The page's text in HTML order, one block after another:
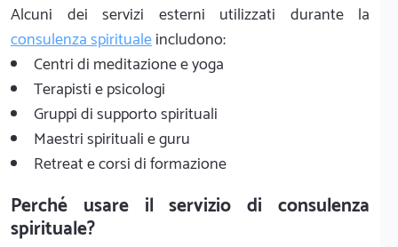
Alcuni dei servizi esterni utilizzati durante la
consulenza spiritualeincludono:
Centri di meditazione e yoga
Terapisti e psicologi
Gruppi di supporto spirituali
Maestri spirituali e guru
Retreat e corsi di formazione
Perché usare il servizio di consulenza
spirituale?